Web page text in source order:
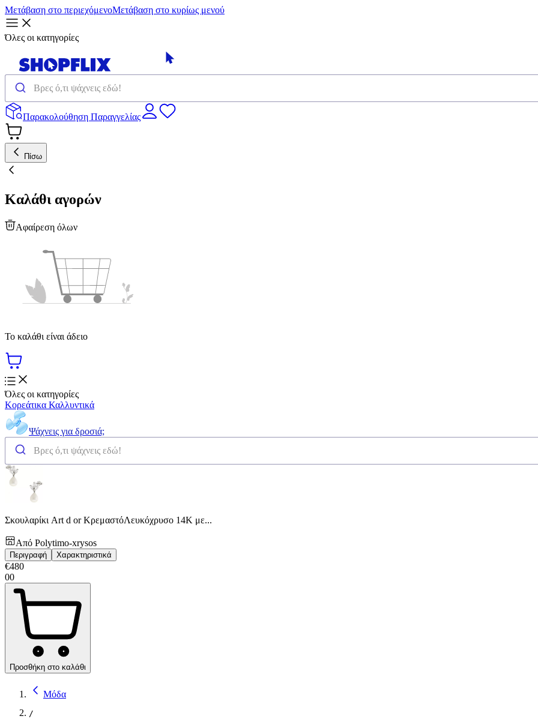
Μετάβαση στο περιεχόμενοΜετάβαση στο κυρίως μενού
Όλες οι κατηγορίες
Παρακολούθηση Παραγγελίας
Πίσω
Καλάθι αγορών
Αφαίρεση όλων
Το καλάθι είναι άδειο
Όλες οι κατηγορίες
Κορεάτικα Καλλυντικά
Ψάχνεις για δροσιά;
Σκουλαρίκι Art d or ΚρεμαστόΛευκόχρυσο 14Κ με...
Από Polytimo-xrysos
Περιγραφή Χαρακτηριστικά
€480
00
Προσθήκη στο καλάθι
Μόδα
/